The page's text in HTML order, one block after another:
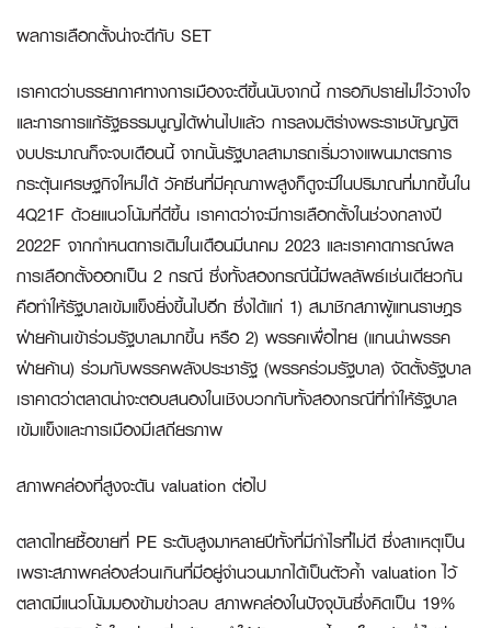
ผลการเลือกตั้งน่าจะดีกับ SET
เราคาดว่าบรรยากาศทางการเมืองจะดีขึ้นนับจากนี้ การอภิปรายไม่ไว้วางใจ
และการการแก้รัฐธรรมนูญได้ผ่านไปแล้ว การลงมติร่างพระราชบัญญัติ
งบประมาณก็จะจบเดือนนี้ จากนั้นรัฐบาลสามารถเริ่มวางแผนมาตรการ
กระตุ้นเศรษฐกิจใหม่ได้ วัคซีนที่มีคุณภาพสูงก็ดูจะมีในปริมาณที่มากขึ้นใน
4Q21F ด้วยแนวโน้มที่ดีขึ้น เราคาดว่าจะมีการเลือกตั้งในช่วงกลางปี
2022F จากกำหนดการเดิมในเดือนมีนาคม 2023 และเราคาดการณ์ผล
การเลือกตั้งออกเป็น 2 กรณี ซึ่งทั้งสองกรณีนี้มีผลลัพธ์เช่นเดียวกัน
คือทำให้รัฐบาลเข้มแข็งยิ่งขึ้นไปอีก ซึ่งได้แก่ 1) สมาชิกสภาผู้แทนราษฎร
ฝ่ายค้านเข้าร่วมรัฐบาลมากขึ้น หรือ 2) พรรคเพื่อไทย (แกนนำพรรค
ฝ่ายค้าน) ร่วมกับพรรคพลังประชารัฐ (พรรคร่วมรัฐบาล) จัดตั้งรัฐบาล
เราคาดว่าตลาดน่าจะตอบสนองในเชิงบวกกับทั้งสองกรณีที่ทำให้รัฐบาล
เข้มแข็งและการเมืองมีเสถียรภาพ
สภาพคล่องที่สูงจะดัน valuation ต่อไป
ตลาดไทยซื้อขายที่ PE ระดับสูงมาหลายปีทั้งที่มีกำไรที่ไม่ดี ซึ่งสาเหตุเป็น
เพราะสภาพคล่องส่วนเกินที่มีอยู่จำนวนมากได้เป็นตัวค้ำ valuation ไว้
ตลาดมีแนวโน้มมองข้ามข่าวลบ สภาพคล่องในปัจจุบันซึ่งคิดเป็น 19%